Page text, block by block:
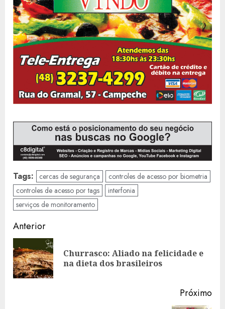
Tags: cercas de segurança
controles de acesso por biometria
controles de acesso por tags
interfonia
serviços de monitoramento
Navegação
de
artigos
Anterior
Churrasco: Aliado na felicidade e
na dieta dos brasileiros
Próximo